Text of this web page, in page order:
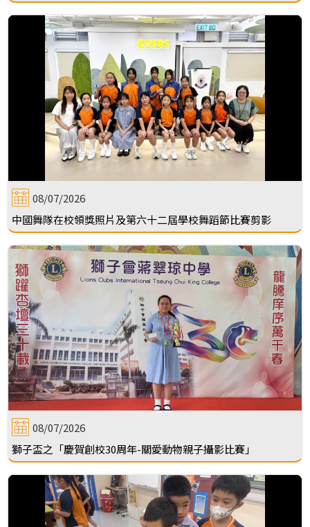
08/07/2026
中國舞隊在校領獎照片及第六十二屆學校舞蹈節比賽剪影
08/07/2026
獅子盃之「慶賀創校30周年-關愛動物親子攝影比賽」